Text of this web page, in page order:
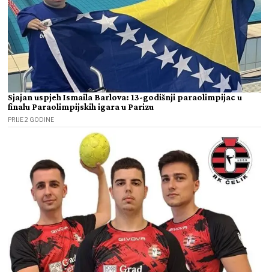
Sjajan uspjeh Ismaila Barlova: 13-godišnji paraolimpijac u
finalu Paraolimpijskih igara u Parizu
PRIJE 2 GODINE